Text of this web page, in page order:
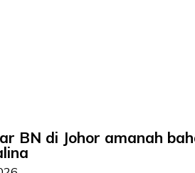
BN di Johor amanah